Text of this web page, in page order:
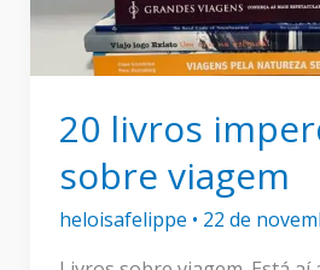
20 livros
sobre viagem
heloisafelippe • 22 de